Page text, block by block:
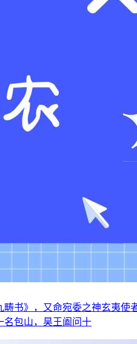
书》，又命宛委之神玄夷
名包山，昊王阖问十